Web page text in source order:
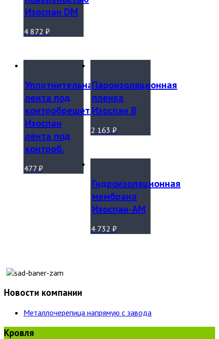
Изоспан DM
4 872 ₽
Уплотнительная
лента под
контробрешетку
Изоспан
лента под
контроб.
477 ₽
Пароизоляционная
пленка
Изоспан В
2 163₽
Гидроизоляционная
мембрана
Изоспан-АМ
4 732₽
Новости компании
Металлочерепица напрямую с завода
Кровля